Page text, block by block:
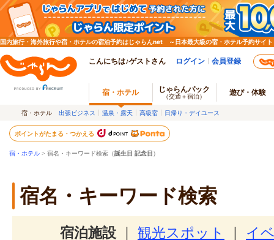
国内旅行・海外旅行や宿・ホテルの宿泊予約はじゃらんnet ～日本最大級の宿・ホテル予約サイト
こんにちは♪ゲストさん ログイン 会員登録
宿・ホテル じゃらんパック
（交通＋宿泊） 遊び・体験
宿・ホテル 出張ビジネス 温泉・露天 高級宿 日帰り・デイユース
ポイントがたまる・つかえる
宿・ホテル > 宿名・キーワード検索（誕生日 記念日 ）
宿名・キーワード検索
宿泊施設 観光スポット イ